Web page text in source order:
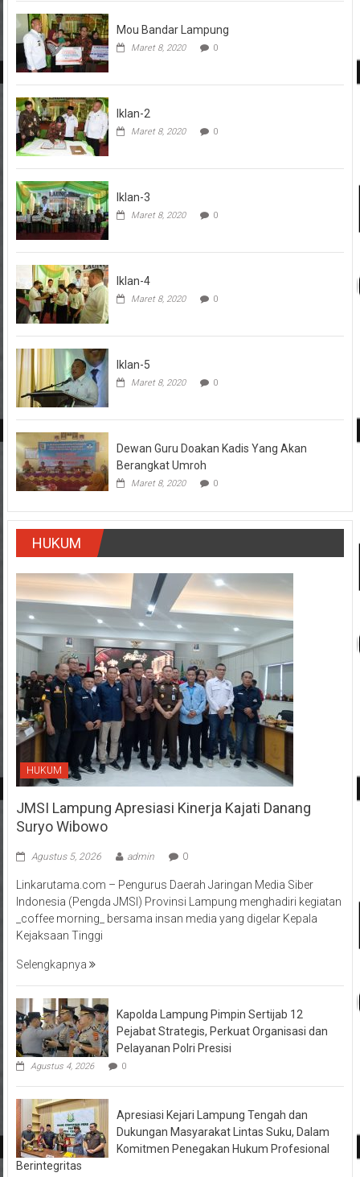
Mou Bandar Lampung
Maret 8, 2020 0
Iklan-2
Maret 8, 2020 0
Iklan-3
Maret 8, 2020 0
Iklan-4
Maret 8, 2020 0
Iklan-5
Maret 8, 2020 0
Dewan Guru Doakan Kadis Yang Akan
Berangkat Umroh
Maret 8, 2020 0
HUKUM
HUKUM
JMSI Lampung Apresiasi Kinerja Kajati Danang
Suryo Wibowo
Agustus 5, 2026 admin 0
Linkarutama.com – Pengurus Daerah Jaringan Media Siber
Indonesia (Pengda JMSI) Provinsi Lampung menghadiri kegiatan
_coffee morning_ bersama insan media yang digelar Kepala
Kejaksaan Tinggi
Selengkapnya
Kapolda Lampung Pimpin Sertijab 12
Pejabat Strategis, Perkuat Organisasi dan
Pelayanan Polri Presisi
Agustus 4, 2026 0
Apresiasi Kejari Lampung Tengah dan
Dukungan Masyarakat Lintas Suku, Dalam
Komitmen Penegakan Hukum Profesional
Berintegritas